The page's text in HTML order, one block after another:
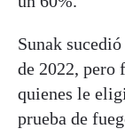
Sunak
de 2022, pero
quienes le
prueba de